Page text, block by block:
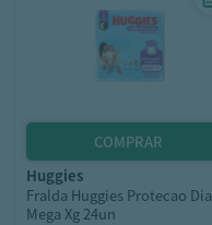
huggies
Fralda Huggies Protecao Dia
Mega Xg 24un